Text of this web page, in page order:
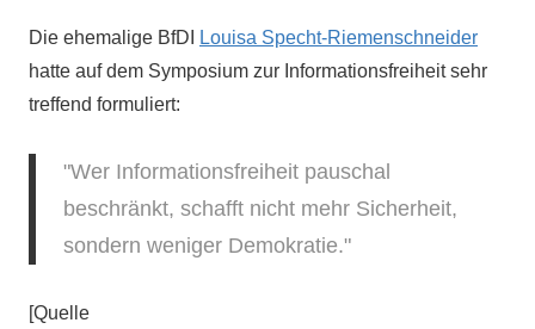
Die ehemalige BfDI
Louisa Specht-Riemenschneider
hatte auf dem Symposium zur Informationsfreiheit sehr
treffend formuliert:
"Wer Informationsfreiheit pauschal
beschränkt, schafft nicht mehr Sicherheit,
sondern weniger Demokratie."
[Quelle